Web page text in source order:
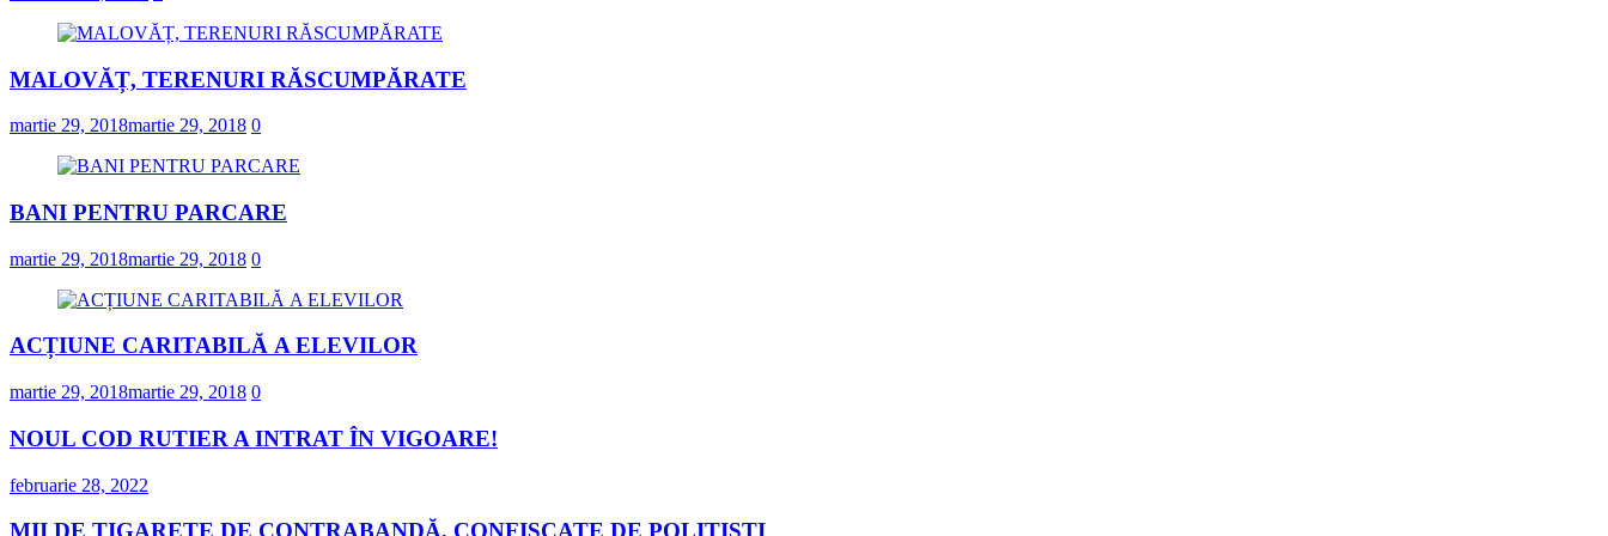
MALOVĂȚ, TERENURI RĂSCUMPĂRATE
martie 29, 2018martie 29, 2018 0
BANI PENTRU PARCARE
martie 29, 2018martie 29, 2018 0
ACȚIUNE CARITABILĂ A ELEVILOR
martie 29, 2018martie 29, 2018 0
NOUL COD RUTIER A INTRAT ÎN VIGOARE!
februarie 28, 2022